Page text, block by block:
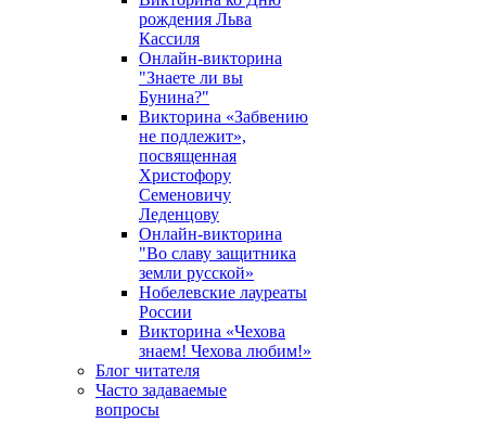
рождения Льва
Кассиля
Онлайн-викторина
"Знаете ли вы
Бунина?"
Викторина «Забвению
не подлежит»,
посвященная
Христофору
Семеновичу
Леденцову
Онлайн-викторина
"Во славу защитника
земли русской»
Нобелевские лауреаты
России
Викторина «Чехова
знаем! Чехова любим!»
Блог читателя
Часто задаваемые
вопросы